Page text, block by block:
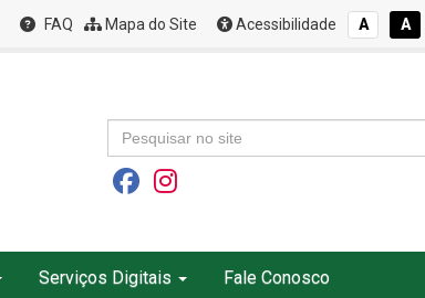
FAQ Mapa do Site Acessibilidade A A
Serviços Digitais Fale Conosco